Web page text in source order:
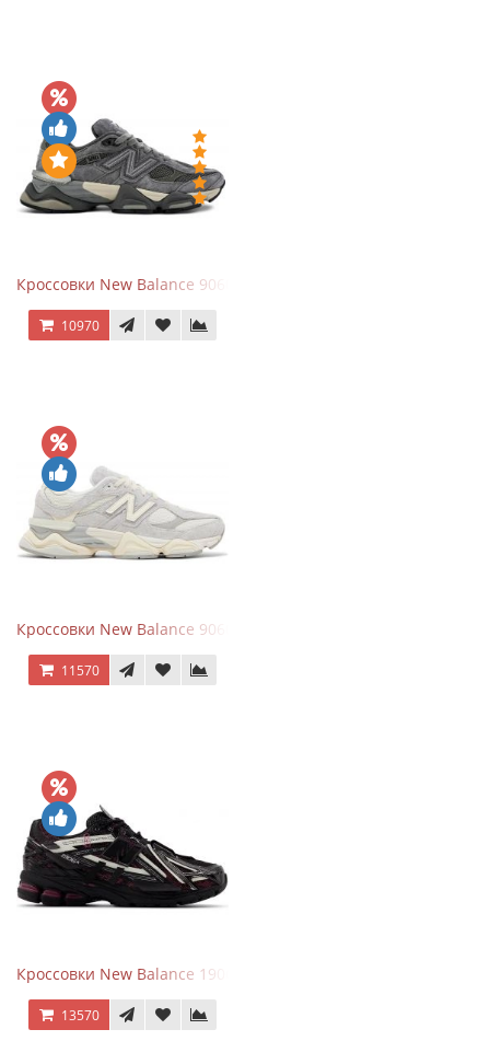
Кроссовки New Balance 9060 x Joe Freshgoods Dark Grey
10970
Кроссовки New Balance 9060 Quartz Grey
11570
Кроссовки New Balance 1906A Dragon Berry
13570